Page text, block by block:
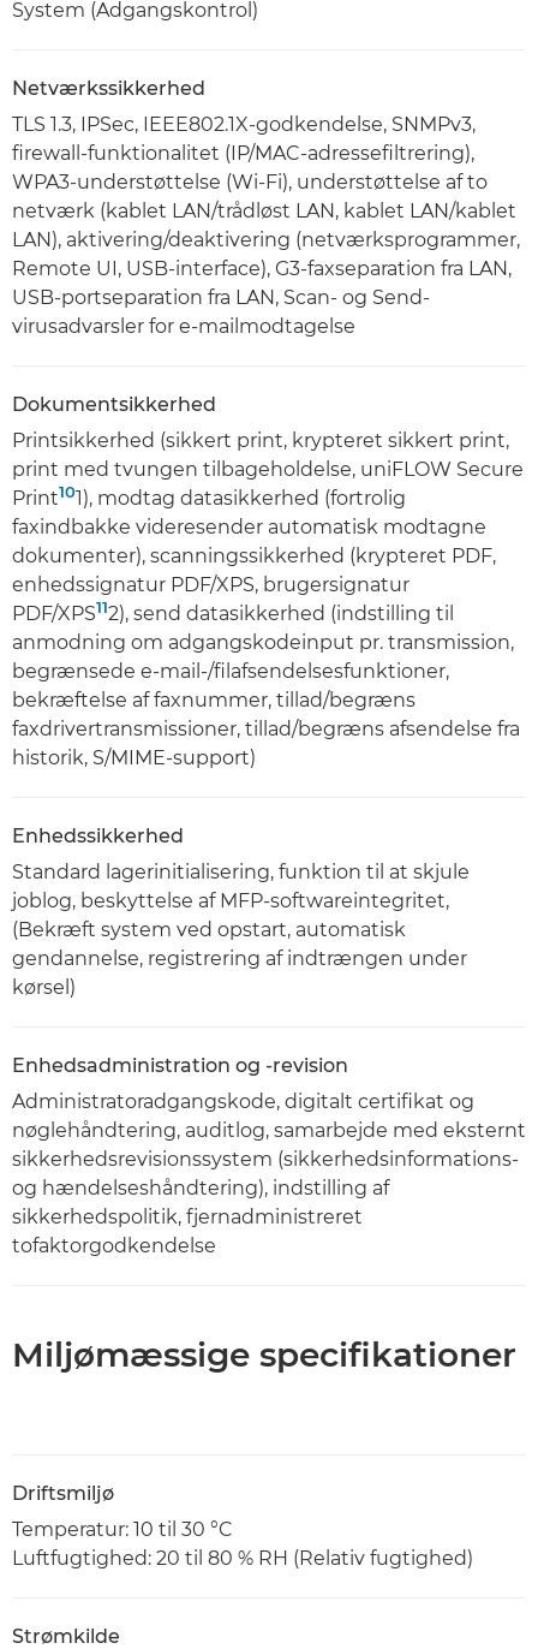
System (Adgangskontrol)
Netværkssikkerhed
TLS 1.3, IPSec, IEEE802.1X-godkendelse, SNMPv3,
firewall-funktionalitet (IP/MAC-adressefiltrering),
WPA3-understøttelse (Wi-Fi), understøttelse af to
netværk (kablet LAN/trådløst LAN, kablet LAN/kablet
LAN), aktivering/deaktivering (netværksprogrammer,
Remote UI, USB-interface), G3-faxseparation fra LAN,
USB-portseparation fra LAN, Scan- og Send-
virusadvarsler for e-mailmodtagelse
Dokumentsikkerhed
Printsikkerhed (sikkert print, krypteret sikkert print,
print med tvungen tilbageholdelse, uniFLOW Secure
Print101), modtag datasikkerhed (fortrolig
faxindbakke videresender automatisk modtagne
dokumenter), scanningssikkerhed (krypteret PDF,
enhedssignatur PDF/XPS, brugersignatur
PDF/XPS112), send datasikkerhed (indstilling til
anmodning om adgangskodeinput pr. transmission,
begrænsede e-mail-/filafsendelsesfunktioner,
bekræftelse af faxnummer, tillad/begræns
faxdrivertransmissioner, tillad/begræns afsendelse fra
historik, S/MIME-support)
Enhedssikkerhed
Standard lagerinitialisering, funktion til at skjule
joblog, beskyttelse af MFP-softwareintegritet,
(Bekræft system ved opstart, automatisk
gendannelse, registrering af indtrængen under
kørsel)
Enhedsadministration og -revision
Administratoradgangskode, digitalt certifikat og
nøglehåndtering, auditlog, samarbejde med eksternt
sikkerhedsrevisionssystem (sikkerhedsinformations-
og hændelseshåndtering), indstilling af
sikkerhedspolitik, fjernadministreret
tofaktorgodkendelse
Miljømæssige specifikationer
Driftsmiljø
Temperatur: 10 til 30 °C
Luftfugtighed: 20 til 80 % RH (Relativ fugtighed)
Strømkilde